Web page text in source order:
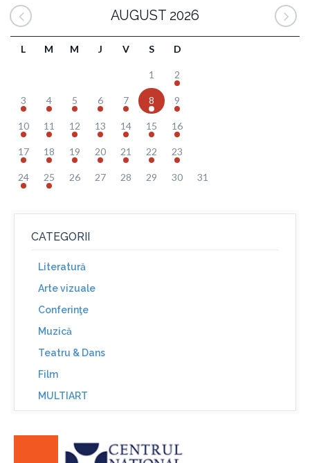
AUGUST 2026
L M M J V S D
1 2
3 4 5 6 7 8 9
10 11 12 13 14 15 16
17 18 19 20 21 22 23
24 25 26 27 28 29 30 31
CATEGORII
Literatură
Arte vizuale
Conferinţe
Muzică
Teatru & Dans
Film
MULTIART